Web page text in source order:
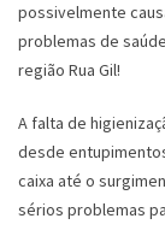
possivelmente
problemas de
região Rua Gil!
A falta de
desde
caixa até o
sérios problemas